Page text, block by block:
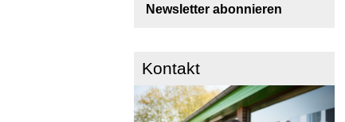
Newsletter abonnieren
Kontakt